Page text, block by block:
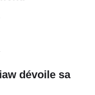
dévoile sa